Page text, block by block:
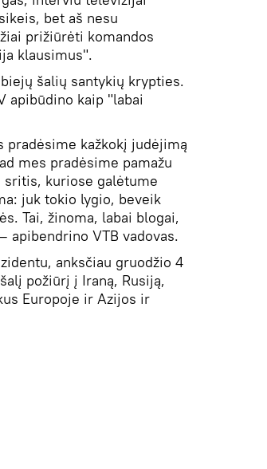
bet aš nesu
prižiūrėti komandos
klausimus".
šalių santykių krypties.
apibūdino kaip "labai
pradėsime kažkokį judėjimą
mes pradėsime pamažu
sritis, kuriose galėtume
juk tokio lygio, beveik
Tai, žinoma, labai blogai,
VTB vadovas.
anksčiau gruodžio 4
požiūrį į Iraną, Rusiją,
Europoje ir Azijos ir